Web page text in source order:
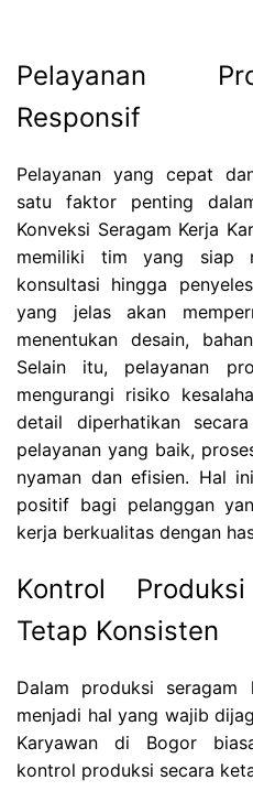
Pelayanan
Responsif
Pelayanan yang cepat
satu faktor penting
Konveksi Seragam Kerja
memiliki tim yang siap
konsultasi hingga
yang jelas akan
menentukan desain,
Selain itu, pelayanan
mengurangi risiko
detail diperhatikan
pelayanan yang baik,
nyaman dan efisien. Hal
positif bagi pelanggan
kerja berkualitas dengan
Kontrol
Tetap Konsisten
Dalam produksi seragam
menjadi hal yang wajib
Karyawan di Bogor
kontrol produksi secara